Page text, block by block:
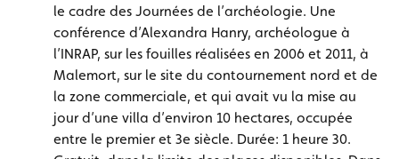
le cadre des Journées de l’archéologie. Une
conférence d’Alexandra Hanry, archéologue à
l’INRAP, sur les fouilles réalisées en 2006 et 2011, à
Malemort, sur le site du contournement nord et de
la zone commerciale, et qui avait vu la mise au
jour d’une villa d’environ 10 hectares, occupée
entre le premier et 3e siècle. Durée: 1 heure 30.